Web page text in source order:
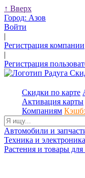
↑ Вверх
Город: Азов
Войти
|
Регистрация компании
|
Регистрация
Скидки по карте
Активация карты
Компаниям
Автомобили и
Техника и электроника
Растения и товары